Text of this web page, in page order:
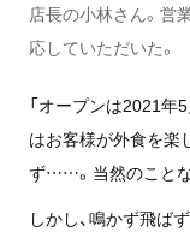
店長の小林さん。営
応していただいた。
「オープンは2021年
はお客様が外食を楽
ず……。当然のことな
しかし、鳴かず飛ば